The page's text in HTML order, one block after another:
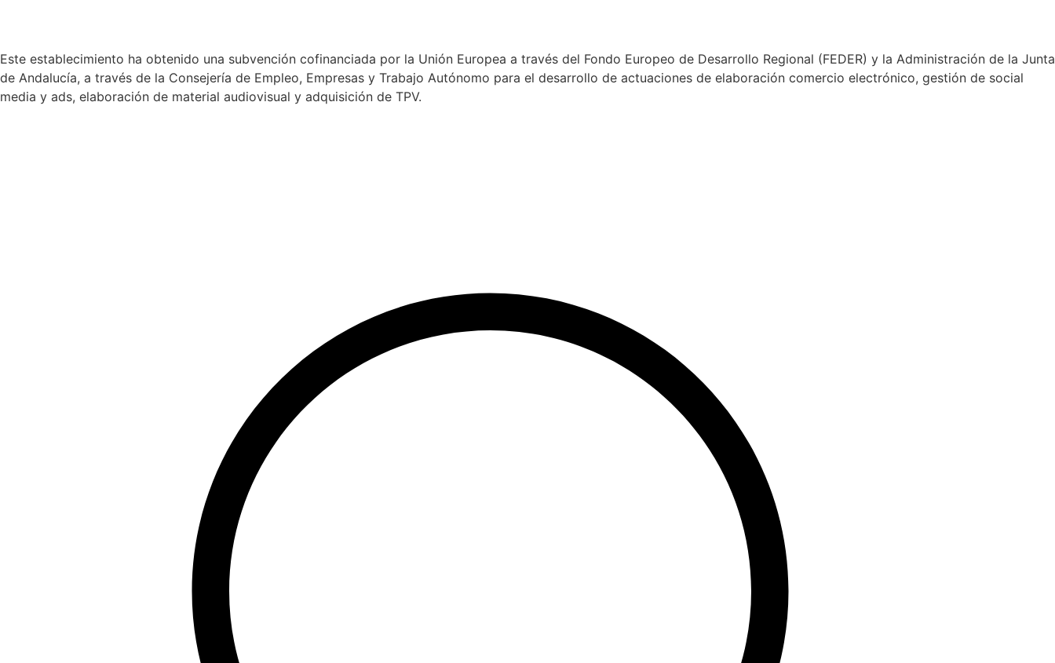
Este establecimiento ha obtenido una subvención cofinanciada por la Unión Europea a través del Fondo Europeo de Desarrollo Regional (FEDER) y la Administración de la Junta
de Andalucía, a través de la Consejería de Empleo, Empresas y Trabajo Autónomo para el desarrollo de actuaciones de elaboración comercio electrónico, gestión de social
media y ads, elaboración de material audiovisual y adquisición de TPV.